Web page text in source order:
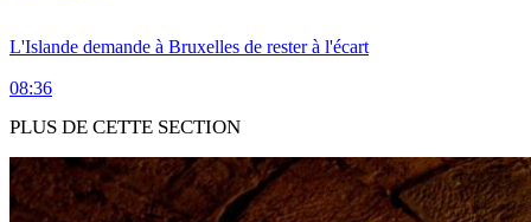
L'Islande demande à Bruxelles de rester à l'écart
08:36
PLUS DE CETTE SECTION